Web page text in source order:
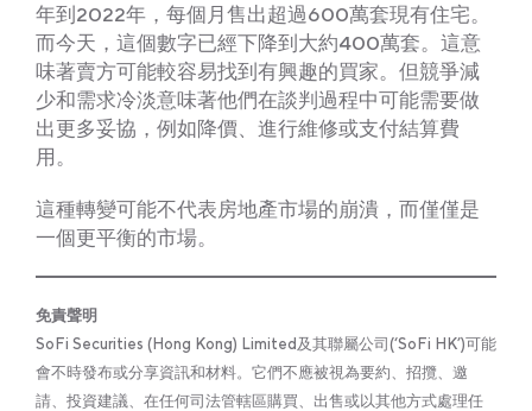
年到2022年，每個月售出超過600萬套現有住宅。
而今天，這個數字已經下降到大約400萬套。這意
味著賣方可能較容易找到有興趣的買家。但競爭減
少和需求冷淡意味著他們在談判過程中可能需要做
出更多妥協，例如降價、進行維修或支付結算費
用。
這種轉變可能不代表房地產市場的崩潰，而僅僅是
一個更平衡的市場。
免責聲明
SoFi Securities (Hong Kong) Limited及其聯屬公司(‘SoFi HK’)可能
會不時發布或分享資訊和材料。它們不應被視為要約、招攬、邀
請、投資建議、在任何司法管轄區購買、出售或以其他方式處理任